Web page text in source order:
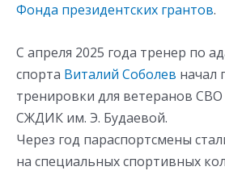
Фонда президентских грантов.
С апреля 2025 года тренер по
спорта Виталий Соболев начал
тренировки для ветеранов
СЖДИК им. Э. Будаевой.
Через год параспортсмены
на специальных спортивных